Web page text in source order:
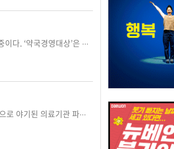
최고 모범약국과 경영 최우수약국을 발굴하기 위한 '약국경영대상' 공모 행사가 한창 진행중이다. ‘약국경영대상’은 약업신문이 주관하고 유한양행이 협찬해 온 연례행사로서 지역사회에 소재한 약국을...
주요 제약바이오기업들의 올 상반기 경영성적 발표가 마무리됐다. 관전포인트는 의정갈등으로 야기된 의료기관 파행운영과 이에 따른 의약품·의료기기 등의 수요 증감에 따른 결과가 어떻게 반영되었는지,&n...